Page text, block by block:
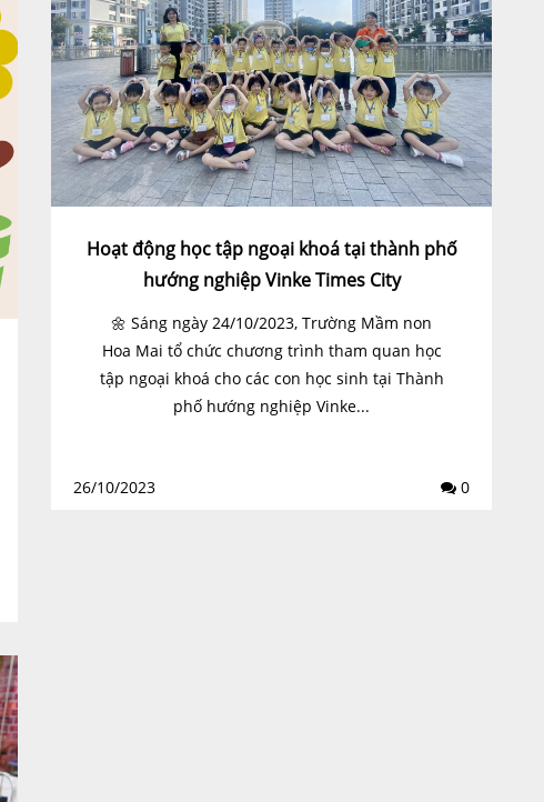
Hoạt động học tập ngoại khoá tại thành phố
hướng nghiệp Vinke Times City
🌼 Sáng ngày 24/10/2023, Trường Mầm non
Hoa Mai tổ chức chương trình tham quan học
tập ngoại khoá cho các con học sinh tại Thành
phố hướng nghiệp Vinke...
26/10/2023 0